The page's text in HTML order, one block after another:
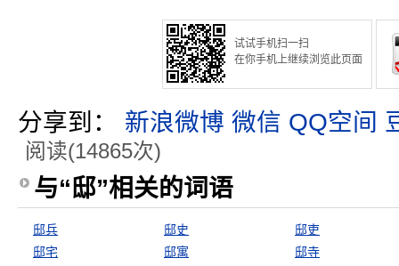
试试手机扫一扫
在你手机上继续浏览此页面
分享到： 新浪微博 微信 QQ空间
阅读(14865次)
与“邸”相关的词语
邸兵 邸史
邸吏
邸宅
邸寓
邸寺